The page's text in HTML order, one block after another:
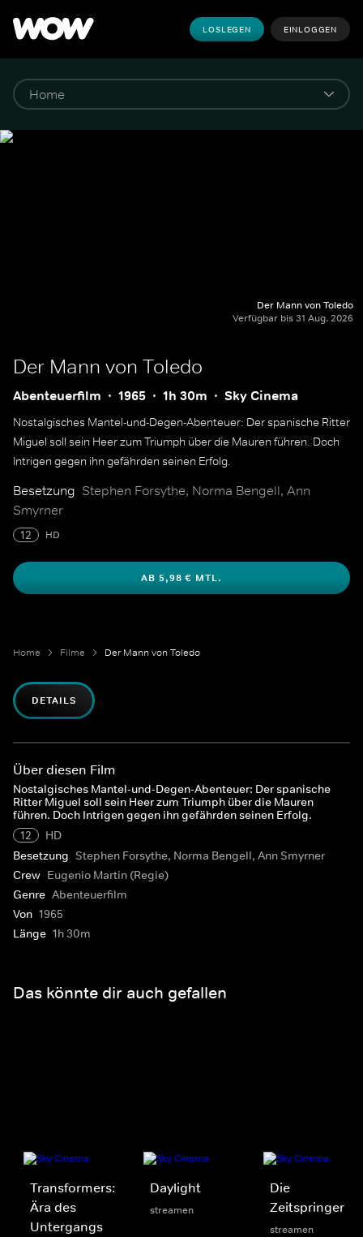
LOSLEGEN EINLOGGEN
Der Mann von Toledo
Verfügbar bis 31 Aug. 2026
Der Mann von Toledo
Abenteuerfilm 1965 1h 30m Sky Cinema
Nostalgisches Mantel-und-Degen-Abenteuer: Der spanische Ritter
Miguel soll sein Heer zum Triumph über die Mauren führen. Doch
Intrigen gegen ihn gefährden seinen Erfolg.
Besetzung Stephen Forsythe, Norma Bengell, Ann
Smyrner
12 HD
AB 5,98 € MTL.
Home Filme Der Mann von Toledo
DETAILS
Über diesen Film
Nostalgisches Mantel-und-Degen-Abenteuer: Der spanische
Ritter Miguel soll sein Heer zum Triumph über die Mauren
führen. Doch Intrigen gegen ihn gefährden seinen Erfolg.
12
HD
Besetzung Stephen Forsythe, Norma Bengell, Ann Smyrner
Crew Eugenio Martin (Regie)
Genre Abenteuerfilm
Von 1965
Länge 1h 30m
Das könnte dir auch gefallen
Transformers:
Ära des
Untergangs
Daylight
streamen
Die
Zeitspringer
streamen